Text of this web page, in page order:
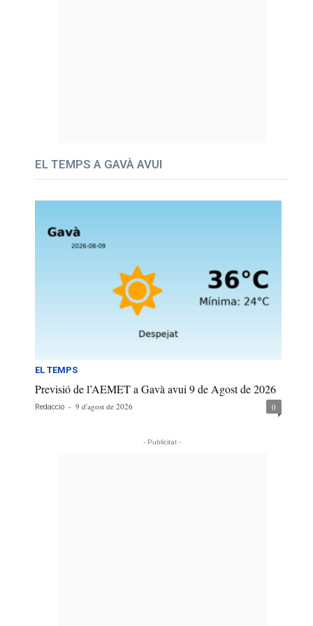
EL TEMPS A GAVÀ AVUI
EL TEMPS
Previsió de l’AEMET a Gavà avui 9 de Agost de 2026
Redacció - 9 d'agost de 2026 0
- Publicitat -